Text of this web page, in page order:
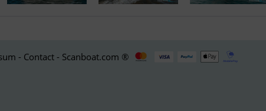
- Contact - Scanboat.com ®